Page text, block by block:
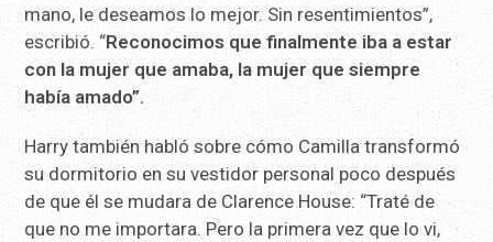
mano, le deseamos lo mejor. Sin resentimientos”,
escribió. “Reconocimos que finalmente iba a estar
con la mujer que amaba, la mujer que siempre
había amado”.
Harry también habló sobre cómo Camilla transformó
su dormitorio en su vestidor personal poco después
de que él se mudara de Clarence House: “Traté de
que no me importara. Pero la primera vez que lo vi,